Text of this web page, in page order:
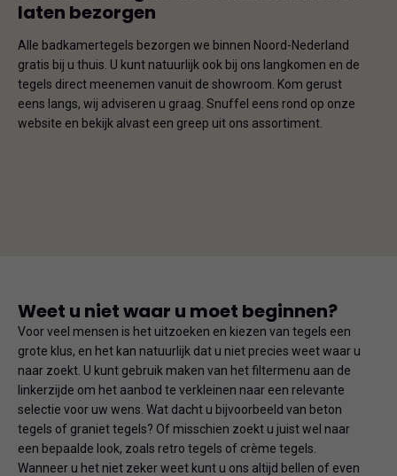
laten bezorgen
Alle badkamertegels bezorgen we binnen Noord-Nederland
gratis bij u thuis. U kunt natuurlijk ook bij ons langkomen en de
tegels direct meenemen vanuit de showroom. Kom gerust
eens langs, wij adviseren u graag. Snuffel eens rond op onze
website en bekijk alvast een greep uit ons assortiment.
Weet u niet waar u moet beginnen?
Voor veel mensen is het uitzoeken en kiezen van tegels een
grote klus, en het kan natuurlijk dat u niet precies weet waar u
naar zoekt. U kunt gebruik maken van het filtermenu aan de
linkerzijde om het aanbod te verkleinen naar een relevante
selectie voor uw wens. Wat dacht u bijvoorbeeld van beton
tegels of graniet tegels? Of misschien zoekt u juist wel naar
een bepaalde look, zoals retro tegels of crème tegels.
Wanneer u het niet zeker weet kunt u ons altijd bellen of even